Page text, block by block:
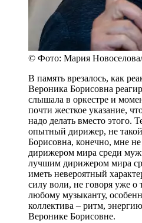
© Фото: Мария
В память врезалось, как
Вероника Борисовна
слышала в оркестре и
почти жесткое указание,
надо делать вместо этого.
опытный дирижер, не
Борисовна, конечно, мне
дирижером мира среди
лучшим дирижером мира
иметь невероятный
силу воли, не говоря уже о
любому музыканту,
коллектива – ритм,
Веронике Борисовне.